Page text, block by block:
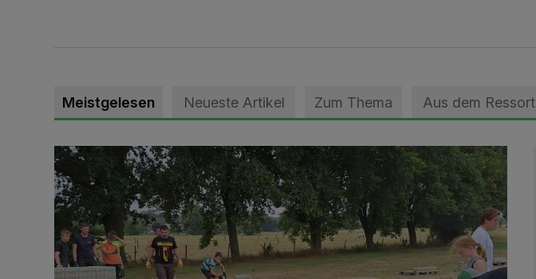
Meistgelesen Neueste Artikel Zum Thema Aus dem Ressort
Pünktlich zum Schützenfest den Weg zum Festzelt geebnet